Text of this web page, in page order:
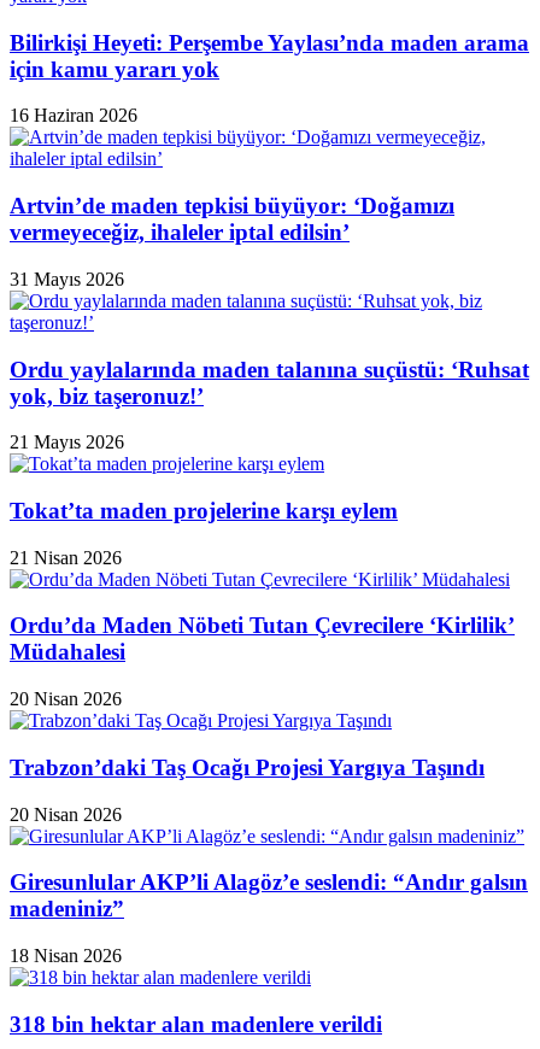
Bilirkişi Heyeti: Perşembe Yaylası’nda maden arama
için kamu yararı yok
16 Haziran 2026
Artvin’de maden tepkisi büyüyor: ‘Doğamızı
vermeyeceğiz, ihaleler iptal edilsin’
31 Mayıs 2026
Ordu yaylalarında maden talanına suçüstü: ‘Ruhsat
yok, biz taşeronuz!’
21 Mayıs 2026
Tokat’ta maden projelerine karşı eylem
21 Nisan 2026
Ordu’da Maden Nöbeti Tutan Çevrecilere ‘Kirlilik’
Müdahalesi
20 Nisan 2026
Trabzon’daki Taş Ocağı Projesi Yargıya Taşındı
20 Nisan 2026
Giresunlular AKP’li Alagöz’e seslendi: “Andır galsın
madeniniz”
18 Nisan 2026
318 bin hektar alan madenlere verildi